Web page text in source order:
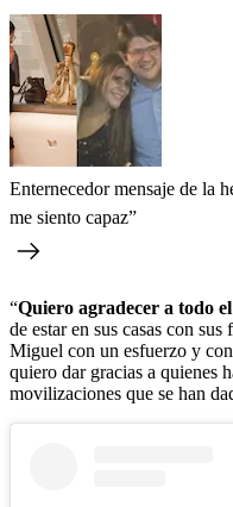
Enternecedor mensaje de la
me siento capaz”
“Quiero agradecer a todo
de estar en sus casas con
Miguel con un esfuerzo y
quiero dar gracias a quienes
movilizaciones que se han